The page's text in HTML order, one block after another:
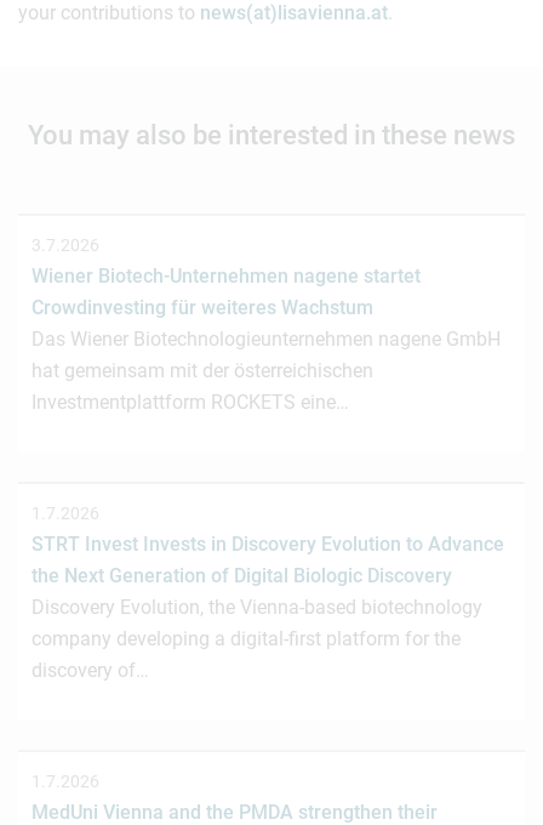
your contributions to news(at)lisavienna.at.
You may also be interested in these news
3.7.2026
Wiener Biotech-Unternehmen nagene startet
Crowdinvesting für weiteres Wachstum
Das Wiener Biotechnologieunternehmen nagene GmbH
hat gemeinsam mit der österreichischen
Investmentplattform ROCKETS eine…
1.7.2026
STRT Invest Invests in Discovery Evolution to Advance
the Next Generation of Digital Biologic Discovery
Discovery Evolution, the Vienna-based biotechnology
company developing a digital-first platform for the
discovery of…
1.7.2026
MedUni Vienna and the PMDA strengthen their